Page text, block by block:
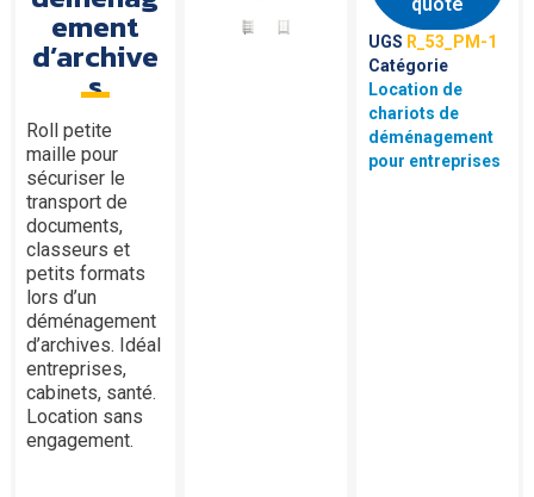
ement
d’archive
s
Roll petite
maille pour
sécuriser le
transport de
documents,
classeurs et
petits formats
lors d’un
déménagement
d’archives. Idéal
entreprises,
cabinets, santé.
Location sans
engagement.
UGS R_53_PM-1
Catégorie
Location de
chariots de
déménagement
pour entreprises